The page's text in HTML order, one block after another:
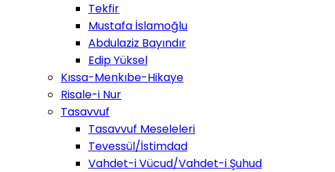
Tekfir
Mustafa İslamoğlu
Abdulaziz Bayındır
Edip Yüksel
Kıssa-Menkıbe-Hikaye
Risale-i Nur
Tasavvuf
Tasavvuf Meseleleri
Tevessül/İstimdad
Vahdet-i Vücud/Vahdet-i Şuhud